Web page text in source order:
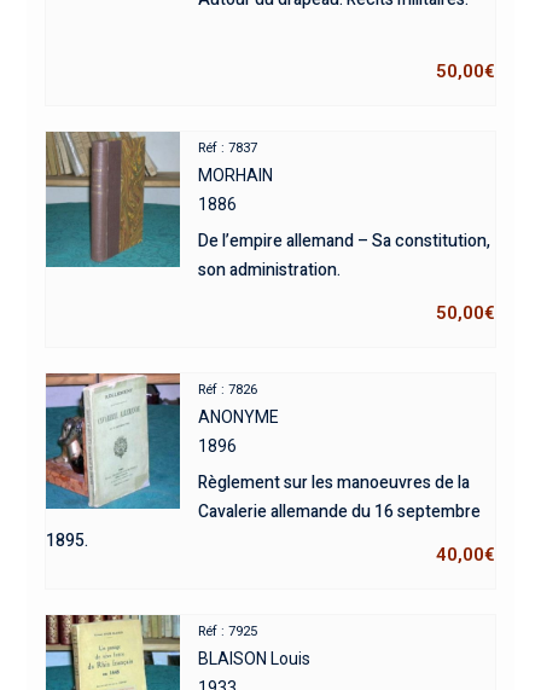
50,00€
Réf : 7837
MORHAIN
1886
De l’empire allemand – Sa constitution,
son administration.
50,00€
Réf : 7826
ANONYME
1896
Règlement sur les manoeuvres de la
Cavalerie allemande du 16 septembre
1895.
40,00€
Réf : 7925
BLAISON Louis